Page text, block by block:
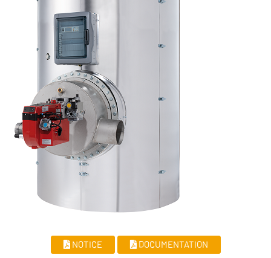
NOTICE DOCUMENTATION